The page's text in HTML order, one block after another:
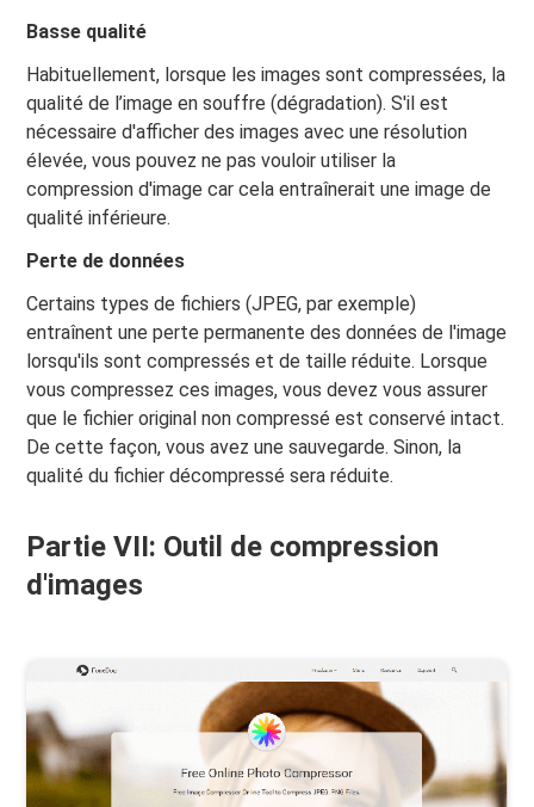
Basse qualité
Habituellement, lorsque les images sont compressées, la
qualité de l’image en souffre (dégradation). S'il est
nécessaire d'afficher des images avec une résolution
élevée, vous pouvez ne pas vouloir utiliser la
compression d'image car cela entraînerait une image de
qualité inférieure.
Perte de données
Certains types de fichiers (JPEG, par exemple)
entraînent une perte permanente des données de l'image
lorsqu'ils sont compressés et de taille réduite. Lorsque
vous compressez ces images, vous devez vous assurer
que le fichier original non compressé est conservé intact.
De cette façon, vous avez une sauvegarde. Sinon, la
qualité du fichier décompressé sera réduite.
Partie VII: Outil de compression
d'images